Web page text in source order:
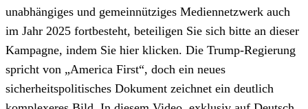
unabhängiges und gemeinnütziges Mediennetzwerk auch
im Jahr 2025 fortbesteht, beteiligen Sie sich bitte an dieser
Kampagne, indem Sie hier klicken. Die Trump-Regierung
spricht von „America First“, doch ein neues
sicherheitspolitisches Dokument zeichnet ein deutlich